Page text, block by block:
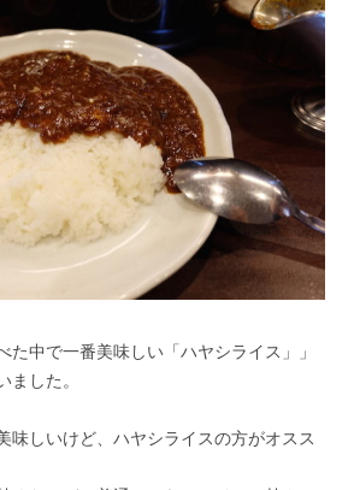
た中で一番美味しい「ハヤシライス」」
した。
味しいけど、ハヤシライスの方がオスス